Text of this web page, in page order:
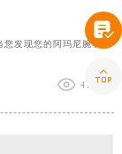
发现您的阿玛尼腕表发
41 次人

